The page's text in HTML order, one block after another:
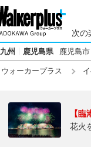
次の
九州 鹿児島県 鹿児島市
ウォーカープラス
【
花火